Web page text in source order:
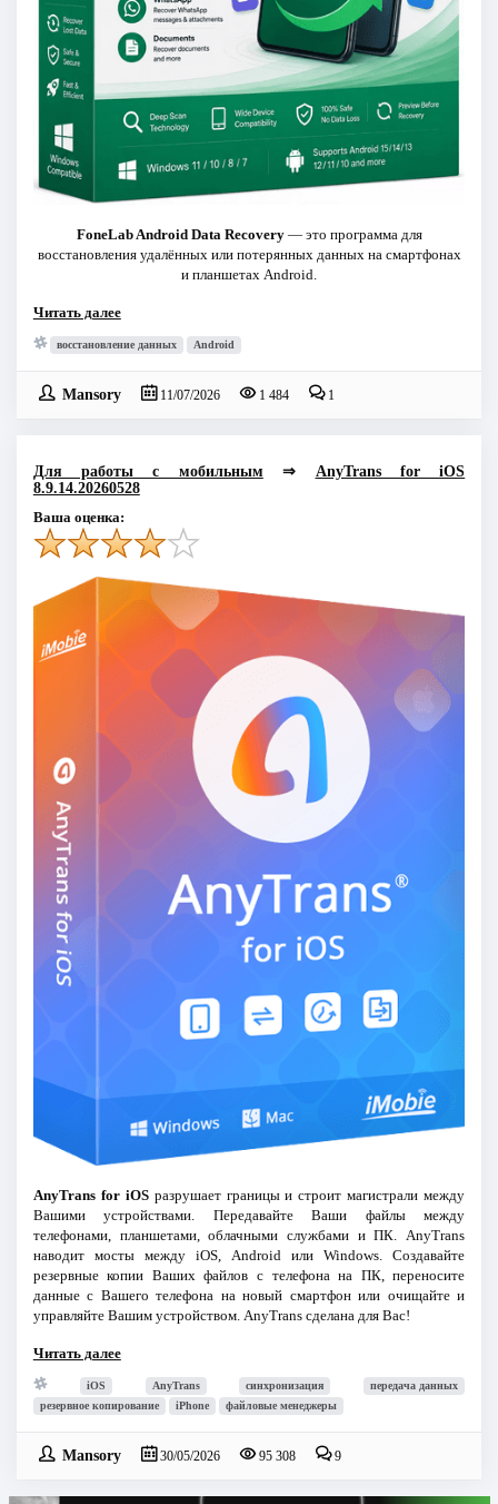
FoneLab Android Data Recovery— это программа для
восстановления удалённых или потерянных данных на смартфонах
и планшетах Android.
Читать далее
восстановление данных Android
Mansory 11/07/2026 1 484 1
Для работы с мобильным ⇒ AnyTrans for iOS
8.9.14.20260528
Ваша оценка:
AnyTrans for iOSразрушает границы и строит магистрали между
Вашими устройствами. Передавайте Ваши файлы между
телефонами, планшетами, облачными службами и ПК. AnyTrans
наводит мосты между iOS, Android или Windows. Создавайте
резервные копии Ваших файлов с телефона на ПК, переносите
данные с Вашего телефона на новый смартфон или очищайте и
управляйте Вашим устройством. AnyTrans сделана для Вас!
Читать далее
iOS AnyTrans синхронизация
передача данных
резервное копирование
iPhone файловые менеджеры
Mansory 30/05/2026 95 308 9